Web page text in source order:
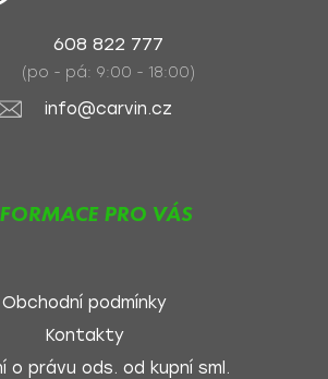
608 822 777
(po - pá: 9:00 - 18:00)
info@carvin.cz
PRO VÁS
Obchodní podmínky
Kontakty
o právu ods. od kupní sml.